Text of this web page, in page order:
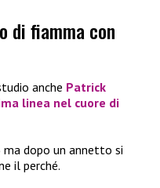
di fiamma con
anche Patrick
linea nel cuore di
dopo un annetto si
il perché.